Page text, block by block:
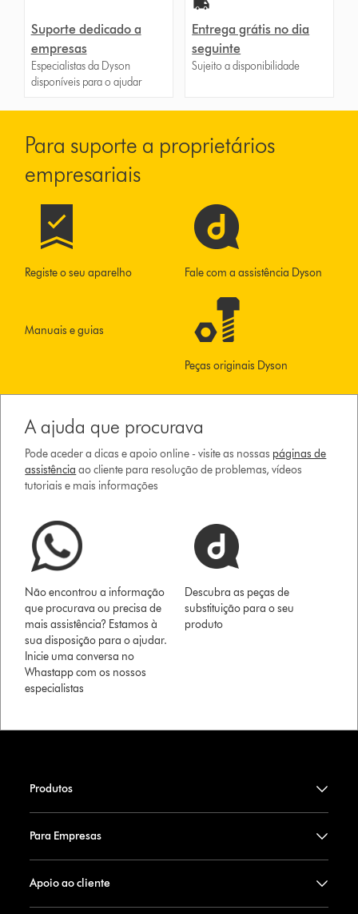
Suporte dedicado a
empresas
Especialistas da Dyson
disponíveis para o ajudar
Entrega grátis no dia
seguinte
Sujeito a disponibilidade
Para suporte a proprietários
empresariais
Registe o seu aparelho Fale com a assistência Dyson
Manuais e guias
Peças originais Dyson
A ajuda que procurava
Pode aceder a dicas e apoio online - visite as nossas páginas de
assistência ao cliente para resolução de problemas, vídeos
tutoriais e mais informações
Não encontrou a informação
que procurava ou precisa de
mais assistência? Estamos à
sua disposição para o ajudar.
Inicie uma conversa no
Whastapp com os nossos
especialistas
Descubra as peças de
substituição para o seu
produto
Produtos
Para Empresas
Apoio ao cliente